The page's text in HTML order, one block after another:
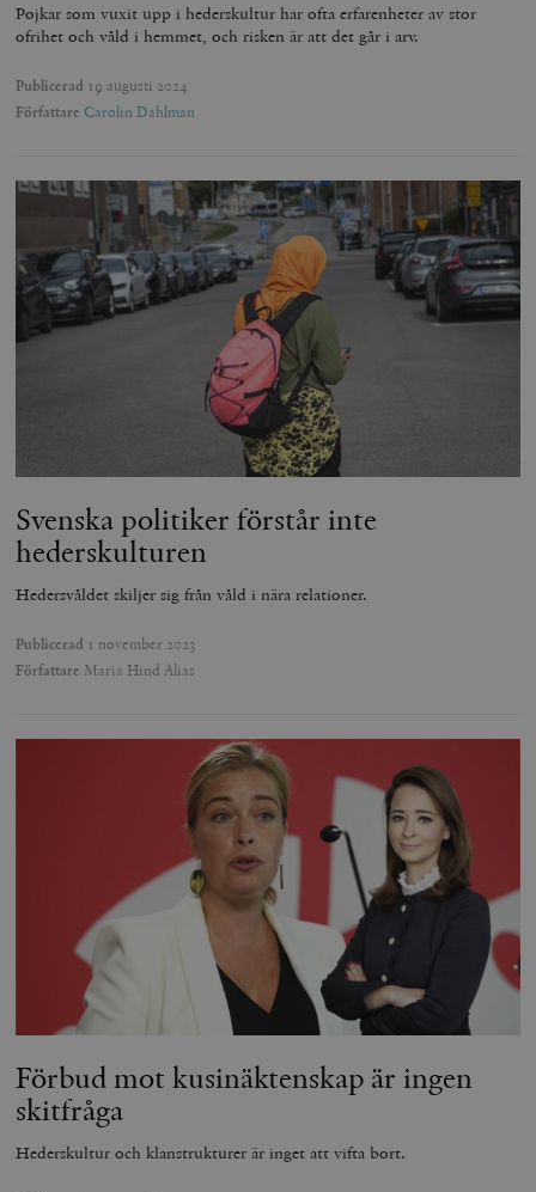
Pojkar som vuxit upp i hederskultur har ofta erfarenheter av stor
ofrihet och våld i hemmet, och risken är att det går i arv.
Publicerad 19 augusti 2024
Författare Carolin Dahlman
Svenska politiker förstår inte
hederskulturen
Hedersvåldet skiljer sig från våld i nära relationer.
Publicerad 1 november 2023
Författare Maria Hind Alias
Förbud mot kusinäktenskap är ingen
skitfråga
Hederskultur och klanstrukturer är inget att vifta bort.